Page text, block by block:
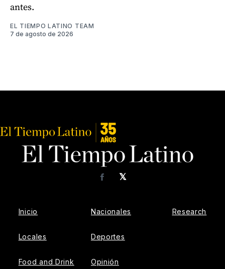
antes.
EL TIEMPO LATINO TEAM
7 de agosto de 2026
𝕏
Facebook
Inicio
Locales
Food and Drink
Nacionales
Deportes
Opinión
Research